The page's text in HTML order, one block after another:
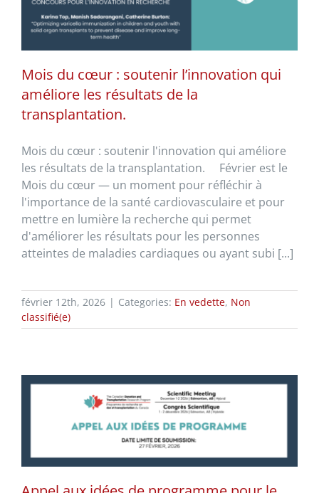
Mois du cœur : soutenir l’innovation qui
améliore les résultats de la
transplantation.
Mois du cœur : soutenir l'innovation qui améliore
les résultats de la transplantation. Février est le
Mois du cœur — un moment pour réfléchir à
l'importance de la santé cardiovasculaire et pour
mettre en lumière la recherche qui permet
d'améliorer les résultats pour les personnes
atteintes de maladies cardiaques ou ayant subi [...]
février 12th, 2026 | Categories: En vedette, Non
classifié(e)